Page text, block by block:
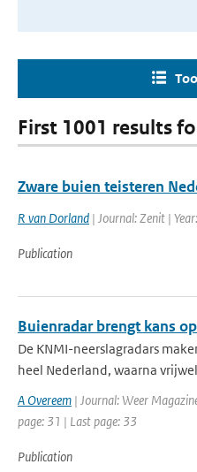
First 1001 results
Zware buien teisteren
R van Dorland | Journal: Zenit |
Publication
Buienradar brengt kans
De KNMI-neerslagradars
heel Nederland, waarna
A Overeem | Journal: Weer
page: 31 | Last page: 33
Publication